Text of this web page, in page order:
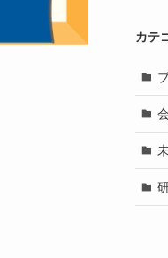
カテ